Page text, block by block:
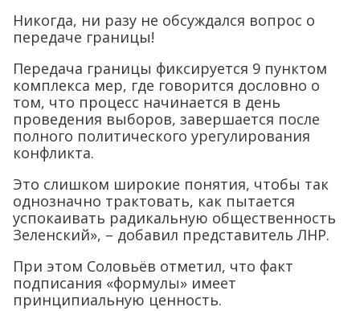
Никогда, ни разу не обсуждался вопрос о
передаче границы!
Передача границы фиксируется 9 пунктом
комплекса мер, где говорится дословно о
том, что процесс начинается в день
проведения выборов, завершается после
полного политического урегулирования
конфликта.
Это слишком широкие понятия, чтобы так
однозначно трактовать, как пытается
успокаивать радикальную общественность
Зеленский», – добавил представитель ЛНР.
При этом Соловьёв отметил, что факт
подписания «формулы» имеет
принципиальную ценность.